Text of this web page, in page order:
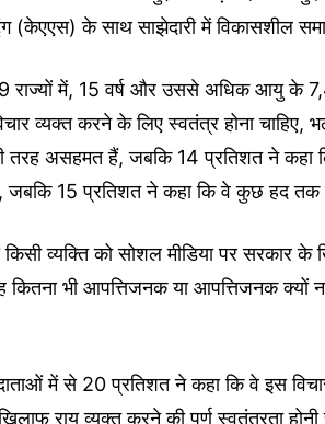
(केएएस) के साथ साझेदारी में विकासशील
राज्यों में, 15 वर्ष और उससे अधिक आयु के
व्यक्त करने के लिए स्वतंत्र होना चाहिए,
तरह असहमत हैं, जबकि 14 प्रतिशत ने
जबकि 15 प्रतिशत ने कहा कि वे कुछ हद
व्यक्ति को सोशल मीडिया पर सरकार के
कितना भी आपत्तिजनक या आपत्तिजनक क्यों न
में से 20 प्रतिशत ने कहा कि वे इस
राय व्यक्त करने की पूर्ण स्वतंत्रता